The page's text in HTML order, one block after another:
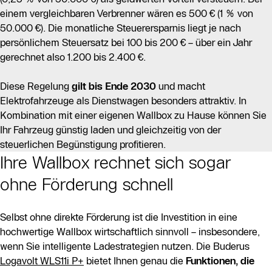
einem vergleichbaren Verbrenner wären es 500 € (1 % von
50.000 €). Die monatliche Steuerersparnis liegt je nach
persönlichem Steuersatz bei 100 bis 200 € – über ein Jahr
gerechnet also 1.200 bis 2.400 €.
Diese Regelung gilt bis Ende 2030 und macht
Elektrofahrzeuge als Dienstwagen besonders attraktiv. In
Kombination mit einer eigenen Wallbox zu Hause können Sie
Ihr Fahrzeug günstig laden und gleichzeitig von der
steuerlichen Begünstigung profitieren.
Ihre Wallbox rechnet sich sogar
ohne Förderung schnell
Selbst ohne direkte Förderung ist die Investition in eine
hochwertige Wallbox wirtschaftlich sinnvoll – insbesondere,
wenn Sie intelligente Ladestrategien nutzen. Die Buderus
Logavolt WLS11i P+ bietet Ihnen genau die Funktionen, die